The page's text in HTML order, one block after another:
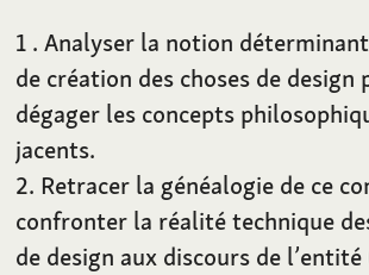
1 . Analyser la notion
de création des choses de design
dégager les concepts
jacents.
2. Retracer la généalogie de ce
confronter la réalité technique
de design aux discours de l’entité